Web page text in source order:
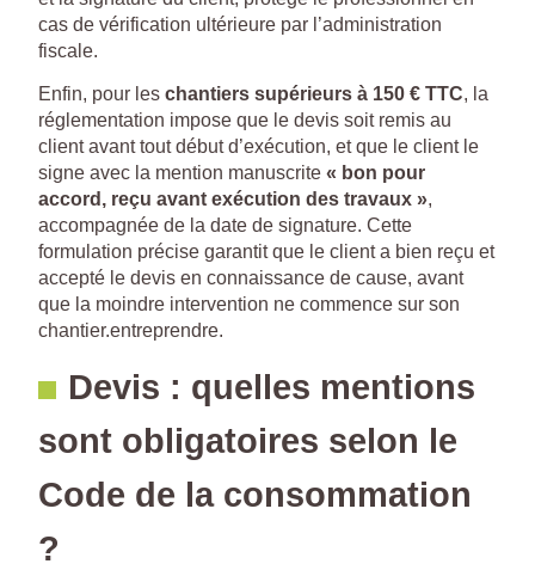
cas de vérification ultérieure par l’administration
fiscale.
Enfin, pour les chantiers supérieurs à 150 € TTC, la
réglementation impose que le devis soit remis au
client avant tout début d’exécution, et que le client le
signe avec la mention manuscrite « bon pour
accord, reçu avant exécution des travaux »,
accompagnée de la date de signature. Cette
formulation précise garantit que le client a bien reçu et
accepté le devis en connaissance de cause, avant
que la moindre intervention ne commence sur son
chantier.entreprendre.
Devis : quelles mentions
sont obligatoires selon le
Code de la consommation
?